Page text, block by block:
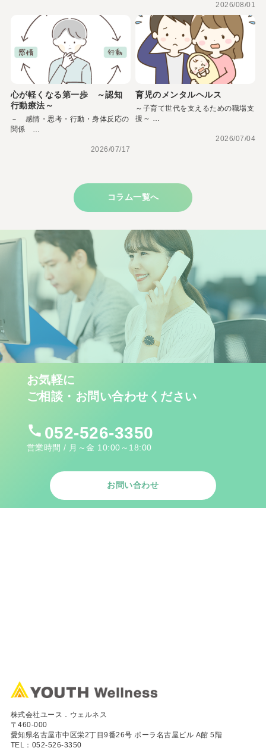
2026/08/01
心が軽くなる第一歩 ～認知
行動療法～
－ 感情・思考・行動・身体反応の
関係 …
2026/07/17
育児のメンタルヘルス
～子育て世代を支えるための職場支
援～ …
2026/07/04
コラム一覧へ
お気軽に
ご相談・お問い合わせください
call 052-526-3350
営業時間 / 月～金 10:00～18:00
お問い合わせ
株式会社ユース．ウェルネス
〒460-000
愛知県名古屋市中区栄2丁目9番26号 ポーラ名古屋ビル A館 5階
TEL： 052-526-3350